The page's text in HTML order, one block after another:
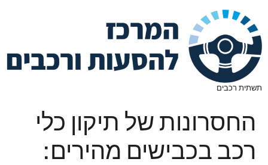
תשתית רכבים
החסרונות של תיקון כלי
רכב בכבישים מהירים: